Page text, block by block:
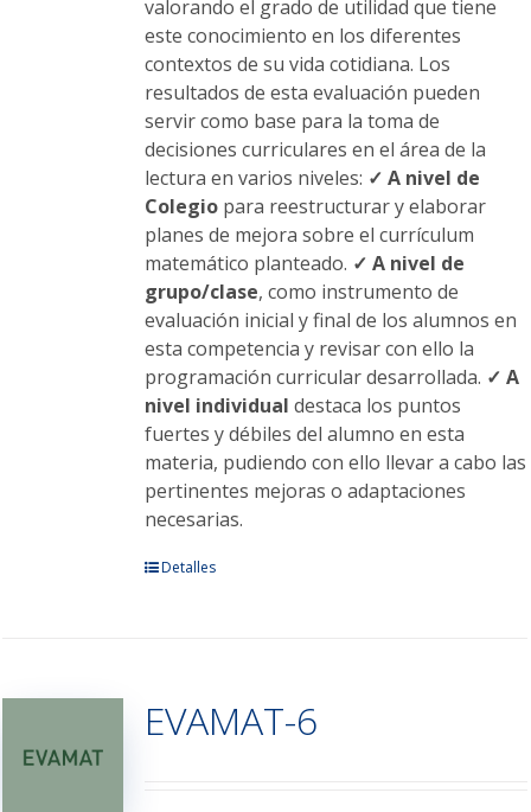
valorando el grado de utilidad que tiene
este conocimiento en los diferentes
contextos de su vida cotidiana. Los
resultados de esta evaluación pueden
servir como base para la toma de
decisiones curriculares en el área de la
lectura en varios niveles: ✓ A nivel de
Colegiopara reestructurar y elaborar
planes de mejora sobre el currículum
matemático planteado. ✓ A nivel de
grupo/clase, como instrumento de
evaluación inicial y final de los alumnos en
esta competencia y revisar con ello la
programación curricular desarrollada. ✓ A
nivel individual destaca los puntos
fuertes y débiles del alumno en esta
materia, pudiendo con ello llevar a cabo las
pertinentes mejoras o adaptaciones
necesarias.
Este
Las
opciones
Detalles
EVAMAT-6